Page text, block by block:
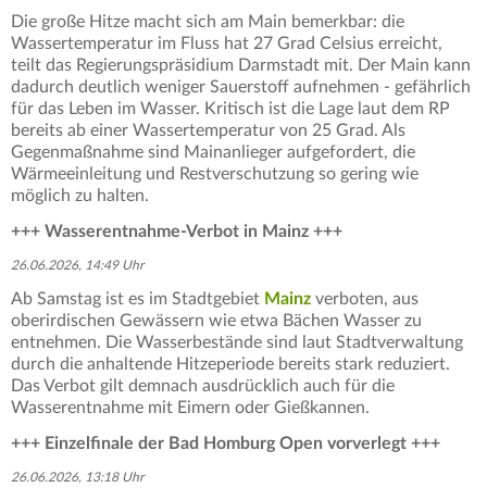
Die große Hitze macht sich am Main bemerkbar: die
Wassertemperatur im Fluss hat 27 Grad Celsius erreicht,
teilt das Regierungspräsidium Darmstadt mit. Der Main kann
dadurch deutlich weniger Sauerstoff aufnehmen - gefährlich
für das Leben im Wasser. Kritisch ist die Lage laut dem RP
bereits ab einer Wassertemperatur von 25 Grad. Als
Gegenmaßnahme sind Mainanlieger aufgefordert, die
Wärmeeinleitung und Restverschutzung so gering wie
möglich zu halten.
+++ Wasserentnahme-Verbot in Mainz +++
26.06.2026, 14:49 Uhr
Ab Samstag ist es im Stadtgebiet Mainz verboten, aus
oberirdischen Gewässern wie etwa Bächen Wasser zu
entnehmen. Die Wasserbestände sind laut Stadtverwaltung
durch die anhaltende Hitzeperiode bereits stark reduziert.
Das Verbot gilt demnach ausdrücklich auch für die
Wasserentnahme mit Eimern oder Gießkannen.
+++ Einzelfinale der Bad Homburg Open vorverlegt +++
26.06.2026, 13:18 Uhr